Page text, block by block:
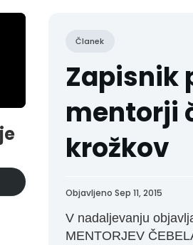
Članek
Zapisnik
mentorji
krožkov
Objavljeno Sep 11, 2015
V nadaljevanju
MENTORJEV